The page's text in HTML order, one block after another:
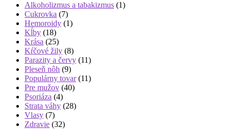
Alkoholizmus a tabakizmus (1)
Cukrovka (7)
Hemoroidy (1)
Kĺby (18)
Krása (25)
Kŕčové žily (8)
Parazity a červy (11)
Pleseň nôh (9)
Populárny tovar(11)
Pre mužov (40)
Psoriáza (4)
Strata váhy (28)
Vlasy (7)
Zdravie (32)